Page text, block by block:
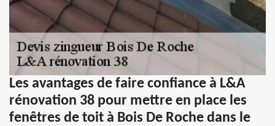
Les avantages de faire confiance à L&A
rénovation 38 pour mettre en place les
fenêtres de toit à Bois De Roche dans le